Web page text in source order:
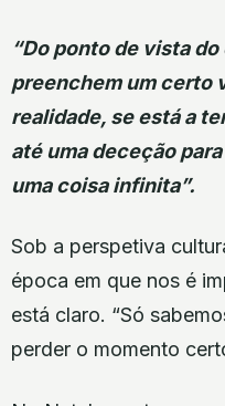
“Do ponto de vista
preenchem um certo
realidade, se está a
até uma deceção
uma coisa infinita”.
Sob a perspetiva
época em que nos é
está claro. “Só
perder o momento